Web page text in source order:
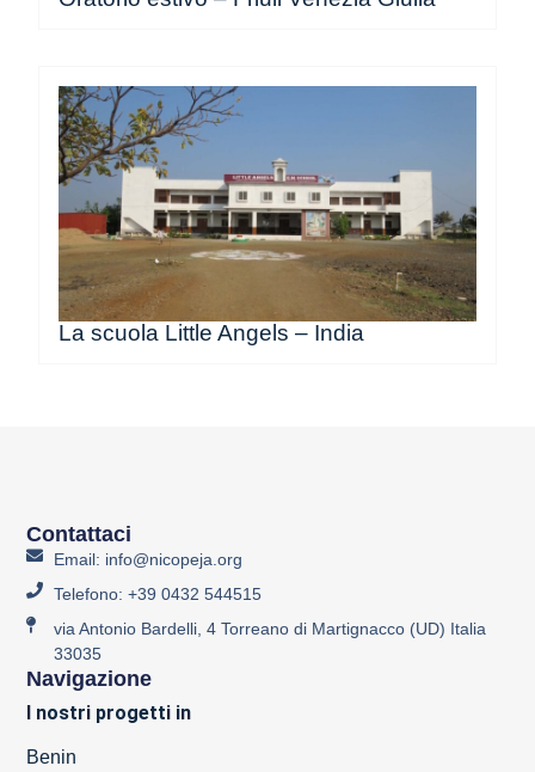
La scuola Little Angels – India
Contattaci
Email: info@nicopeja.org
Telefono: +39 0432 544515
via Antonio Bardelli, 4 Torreano di Martignacco (UD) Italia
33035
Navigazione
I nostri progetti in
Benin